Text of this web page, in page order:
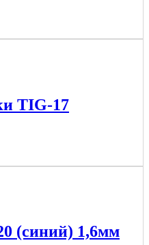
TIG-17
(синий) 1,6мм